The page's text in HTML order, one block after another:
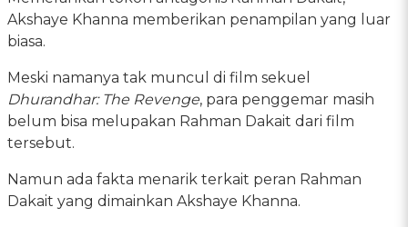
Akshaye Khanna memberikan penampilan yang luar
biasa.
Meski namanya tak muncul di film sekuel
Dhurandhar: The Revenge, para penggemar masih
belum bisa melupakan Rahman Dakait dari film
tersebut.
Namun ada fakta menarik terkait peran Rahman
Dakait yang dimainkan Akshaye Khanna.